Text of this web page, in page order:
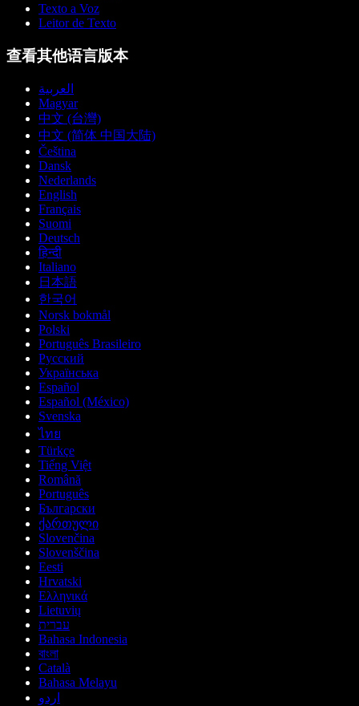
Texto a Voz
Leitor de Texto
查看其他语言版本
العربية
Magyar
中文 (台灣)
中文 (简体 中国大陆)
Čeština
Dansk
Nederlands
English
Français
Suomi
Deutsch
हिन्दी
Italiano
日本語
한국어
Norsk bokmål
Polski
Português Brasileiro
Русский
Українська
Español
Español (México)
Svenska
ไทย
Türkçe
Tiếng Việt
Română
Português
Български
ქართული
Slovenčina
Slovenščina
Eesti
Hrvatski
Ελληνικά
Lietuvių
עברית
Bahasa Indonesia
বাংলা
Català
Bahasa Melayu
اردو